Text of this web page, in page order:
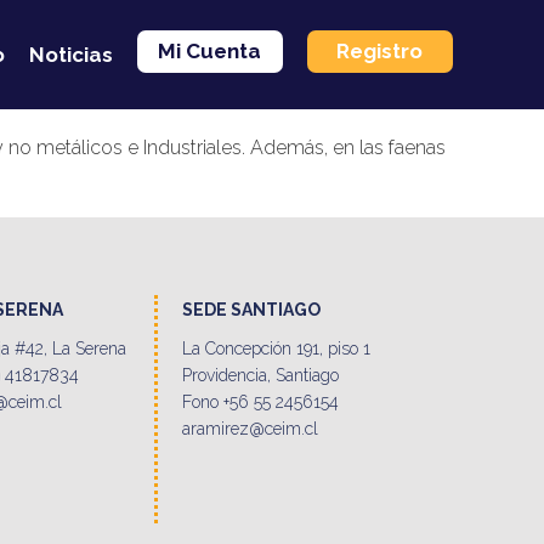
Noticias Mi Cuenta Registro
metálicos e Industriales. Además, en las faenas
#42, La Serena
41817834
SEDE SANTIAGO
La Concepción 191, piso 1
Providencia, Santiago
Fono +56 55 2456154
aramirez@ceim.cl